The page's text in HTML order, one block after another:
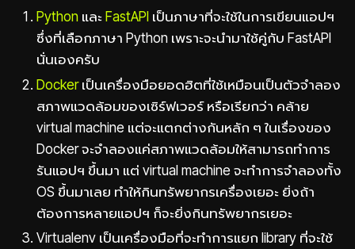
PythonและFastAPI เป็นภาษาที่จะใช้ในการเขียนแอปฯ
ซึ่งที่เลือกภาษา Python เพราะจะนำมาใช้คู่กับ FastAPI
นั่นเองครับ
Dockerเป็นเครื่องมือยอดฮิตที่ใช้เหมือนเป็นตัวจำลอง
สภาพแวดล้อมของเซิร์ฟเวอร์ หรือเรียกว่า คล้าย
virtual machine แต่จะแตกต่างกันหลัก ๆ ในเรื่องของ
Docker จะจำลองแค่สภาพแวดล้อมให้สามารถทำการ
รันแอปฯ ขึ้นมา แต่ virtual machine จะทำการจำลองทั้ง
OS ขึ้นมาเลย ทำให้กินทรัพยากรเครื่องเยอะ ยิ่งถ้า
ต้องการหลายแอปฯ ก็จะยิ่งกินทรัพยากรเยอะ
Virtualenv เป็นเครื่องมือที่จะทำการแยก library ที่จะใช้